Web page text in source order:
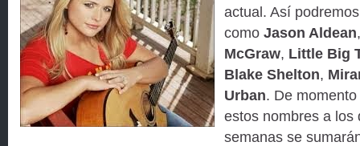
actual. Así
como Jason Aldean
McGraw, Little Big
Blake Shelton,
Urban. De
estos nombres a los
semanas se